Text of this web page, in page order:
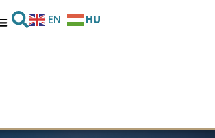
EN HU